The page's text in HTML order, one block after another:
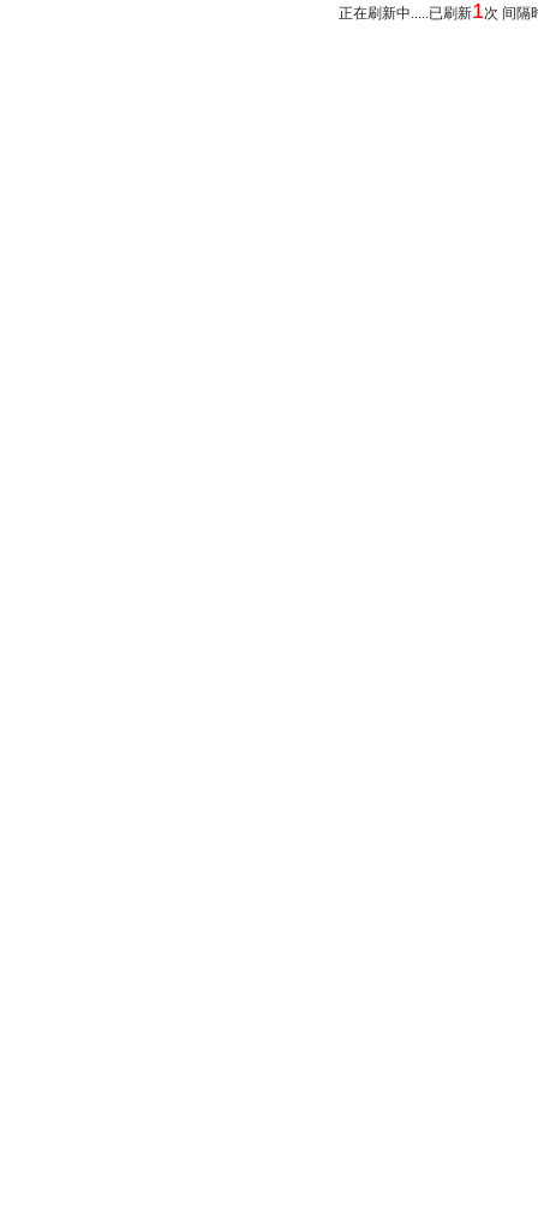
正在刷新中.....已刷新1次 间隔